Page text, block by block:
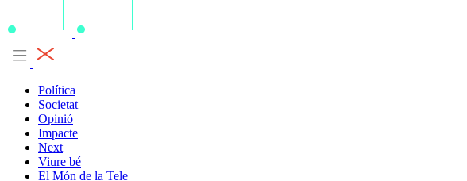
Política
Societat
Opinió
Impacte
Next
Viure bé
El Món de la Tele